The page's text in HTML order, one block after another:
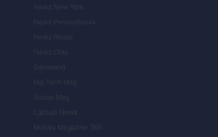
Newz New York
Newz Pennsylvania
Newz Illinois
Newz Ohio
Gameland
Hig Tech Mag
Scoop Mag
Lgbtqia News
Motors Magazine 365